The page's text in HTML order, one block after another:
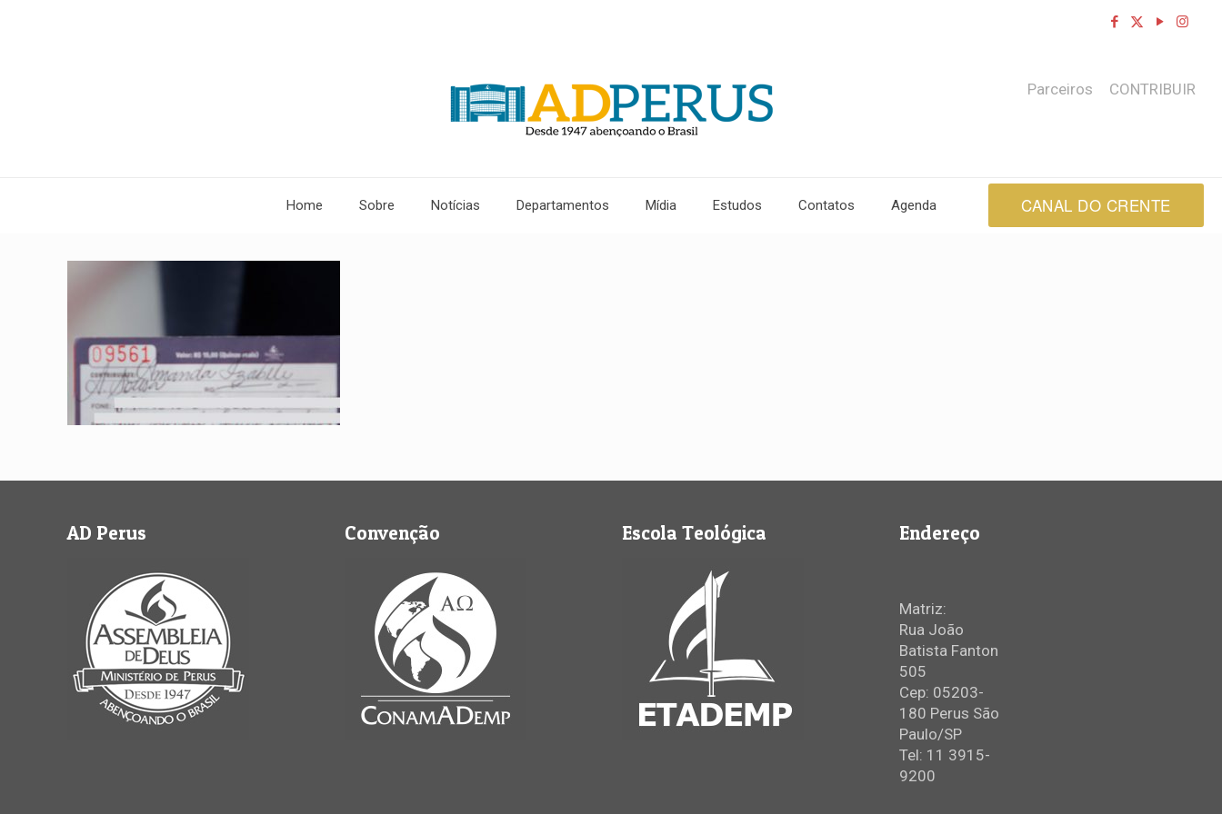
Home Sobre Notícias Departamentos Mídia Estudos Contatos Agenda
Parceiros CONTRIBUIR
CANAL DO CRENTE
AD Perus Convenção Escola Teológica Endereço
Matriz:
Rua João
Batista Fanton
505
Cep: 05203-
180 Perus São
Paulo/SP
Tel: 11 3915-
9200